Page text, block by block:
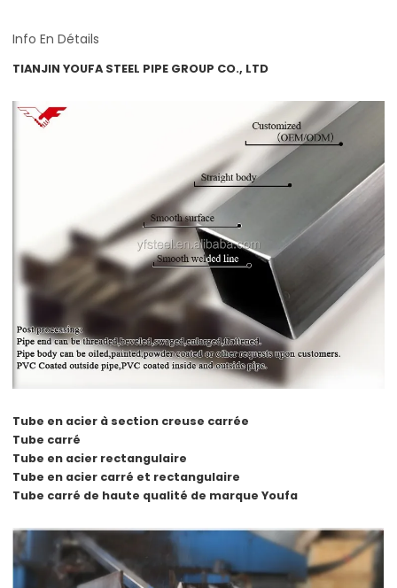
Info En Détails
TIANJIN YOUFA STEEL PIPE GROUP CO., LTD
Tube en acier à section creuse carrée
Tube carré
Tube en acier rectangulaire
Tube en acier carré et rectangulaire
Tube carré de haute qualité de marque Youfa